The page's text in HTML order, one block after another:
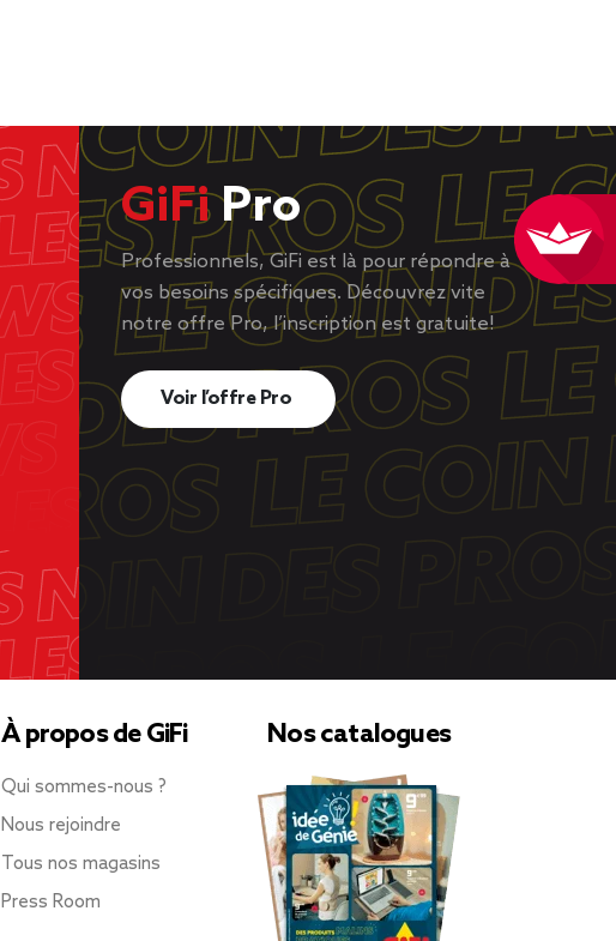
GiFiPro
Professionnels, GiFi est là pour répondre à
vos besoins spécifiques. Découvrez vite
notre offre Pro, l’inscription est gratuite!
Voir l’offre Pro
À propos de GiFi
Qui sommes-nous ?
Nous rejoindre
Tous nos magasins
Press Room
Nos catalogues